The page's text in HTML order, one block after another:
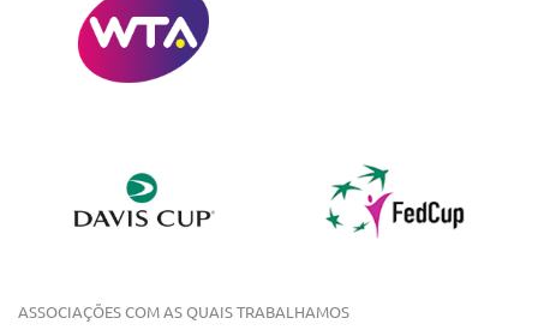
ASSOCIAÇÕES COM AS QUAIS TRABALHAMOS